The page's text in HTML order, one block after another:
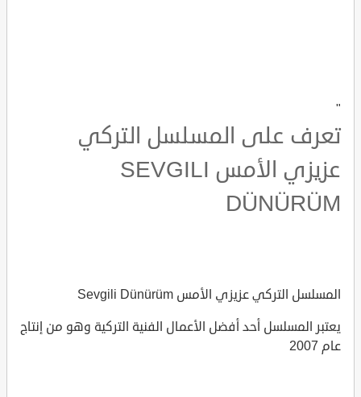
"
تعرف على المسلسل التركي
عزيزي الأمس SEVGILI
DÜNÜRÜM
المسلسل التركي عزيزي الأمس Sevgili Dünürüm
يعتبر المسلسل أحد أفضل الأعمال الفنية التركية وهو من إنتاج
عام 2007